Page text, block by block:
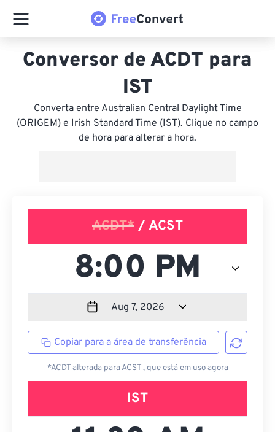
Conversor de ACDT para
IST
Converta entre Australian Central Daylight Time
(ORIGEM) e Irish Standard Time (IST). Clique no campo
de hora para alterar a hora.
ACDT* / ACST
Copiar para a área de transferência
*ACDT alterada para ACST , que está em uso agora
IST